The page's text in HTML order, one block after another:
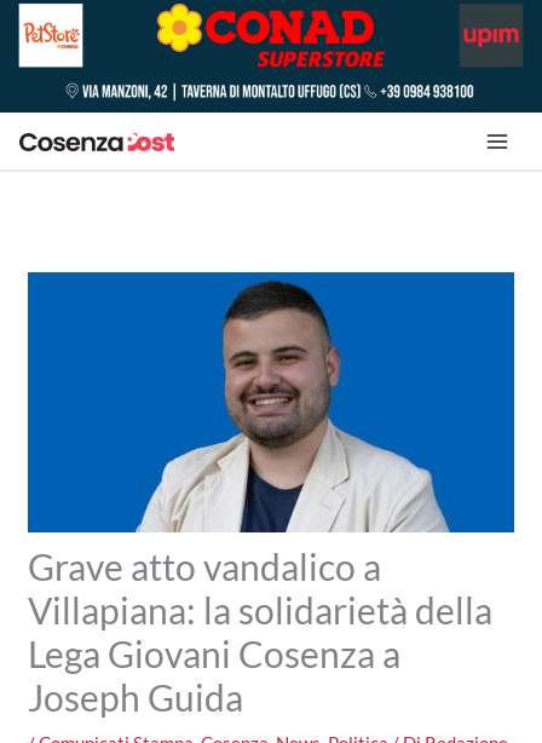
Grave atto vandalico a
Villapiana: la solidarietà della
Lega Giovani Cosenza a
Joseph Guida